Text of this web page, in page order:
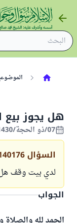
هل يجوز
07/ذو الحجة/1430 الموافق 24/نوفمبر/2009
السؤال
لدي بيت وقف
الجواب